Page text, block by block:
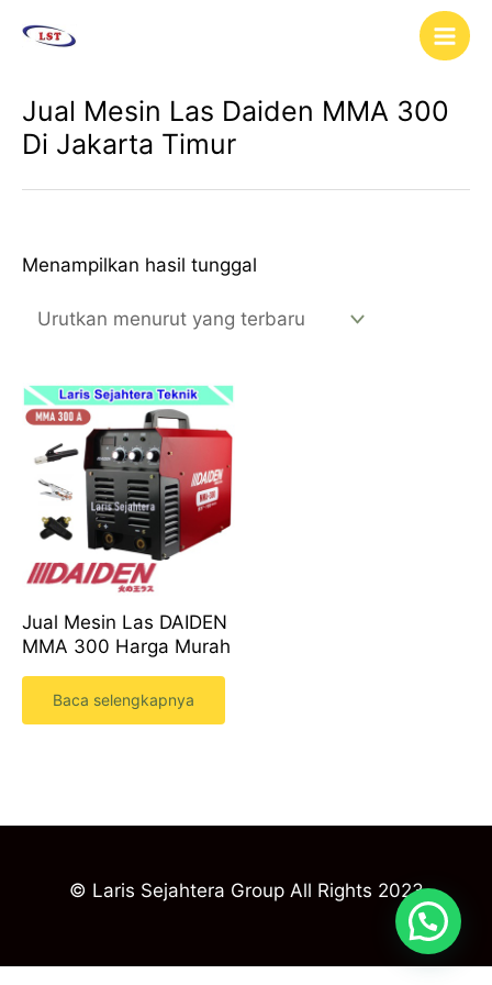
Main
Jual Mesin Las Daiden MMA 300
Di Jakarta Timur
Menampilkan hasil tunggal
Jual Mesin Las DAIDEN
MMA 300 Harga Murah
Baca selengkapnya
© Laris Sejahtera Group All Rights 2023